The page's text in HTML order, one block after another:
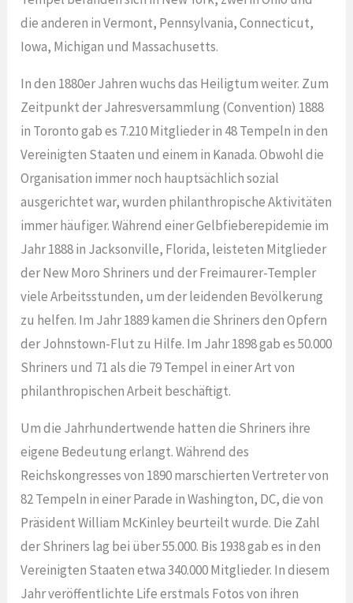
die anderen in Vermont, Pennsylvania, Connecticut,
Iowa, Michigan und Massachusetts.
In den 1880er Jahren wuchs das Heiligtum weiter. Zum
Zeitpunkt der Jahresversammlung (Convention) 1888
in Toronto gab es 7.210 Mitglieder in 48 Tempeln in den
Vereinigten Staaten und einem in Kanada. Obwohl die
Organisation immer noch hauptsächlich sozial
ausgerichtet war, wurden philanthropische Aktivitäten
immer häufiger. Während einer Gelbfieberepidemie im
Jahr 1888 in Jacksonville, Florida, leisteten Mitglieder
der New Moro Shriners und der Freimaurer-Templer
viele Arbeitsstunden, um der leidenden Bevölkerung
zu helfen. Im Jahr 1889 kamen die Shriners den Opfern
der Johnstown-Flut zu Hilfe. Im Jahr 1898 gab es 50.000
Shriners und 71 als die 79 Tempel in einer Art von
philanthropischen Arbeit beschäftigt.
Um die Jahrhundertwende hatten die Shriners ihre
eigene Bedeutung erlangt. Während des
Reichskongresses von 1890 marschierten Vertreter von
82 Tempeln in einer Parade in Washington, DC, die von
Präsident William McKinley beurteilt wurde. Die Zahl
der Shriners lag bei über 55.000. Bis 1938 gab es in den
Vereinigten Staaten etwa 340.000 Mitglieder. In diesem
Jahr veröffentlichte Life erstmals Fotos von ihren